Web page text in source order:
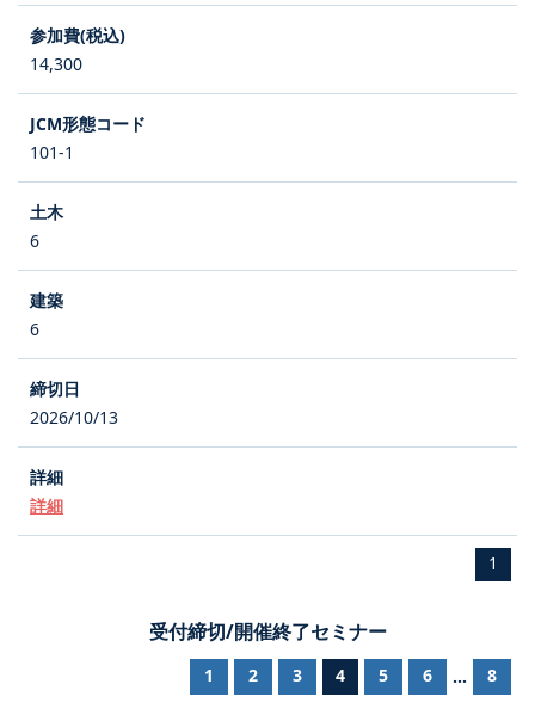
14,300
101-1
6
6
2026/10/13
詳細
1
受付締切/開催終了セミナー
1 2 3 4 5 6 ... 8